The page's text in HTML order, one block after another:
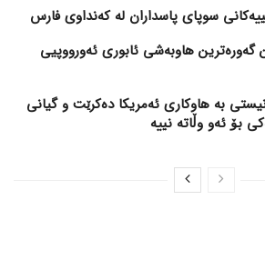
سوپای پاسداران لە کەنداوی فارس
گەورەترین هاوبەشی ئابوری ئەورووپیی
بە هاوکاری ئەمریکا دەکرێت و گیانی
بۆ ئەو وڵاتە نییە